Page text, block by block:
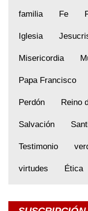
familia Fe
Iglesia
Misericordia
Papa Francisco
Perdón Reino
Salvación
Testimonio
virtudes Ética